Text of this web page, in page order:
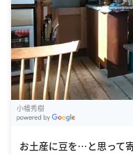
小幡秀樹
お土産に豆を…と思って